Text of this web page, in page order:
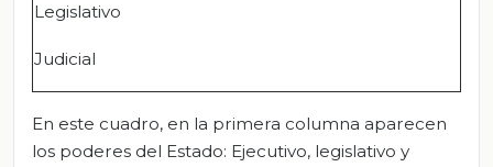
Legislativo
Judicial
En este cuadro, en la primera columna aparecen
los poderes del Estado: Ejecutivo, legislativo y